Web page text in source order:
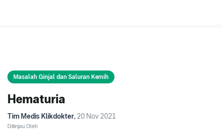
Masalah Ginjal dan Saluran Kemih
Hematuria
Tim Medis Klikdokter, 20 Nov 2021
Ditinjau Oleh